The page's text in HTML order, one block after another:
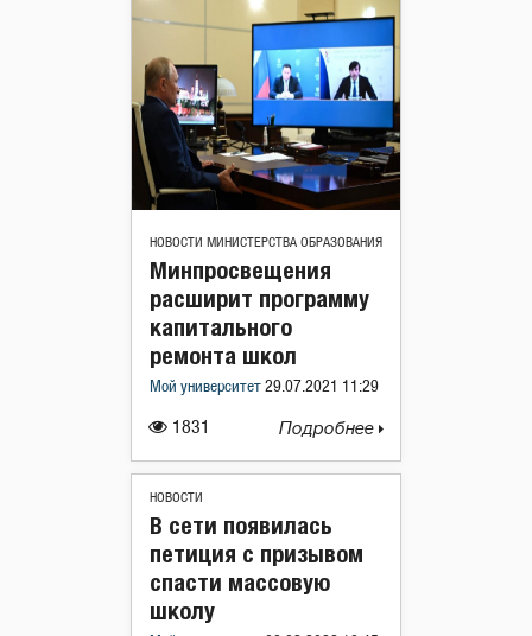
НОВОСТИ МИНИСТЕРСТВА ОБРАЗОВАНИЯ
1831
Минпросвещения
расширит программу
капитального
ремонта школ
Мой университет 29.07.2021 11:29
Подробнее
НОВОСТИ
В сети появилась
петиция с призывом
спасти массовую
школу